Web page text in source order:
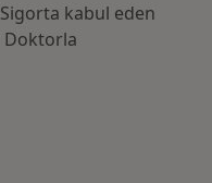
kabul eden
Doktorla